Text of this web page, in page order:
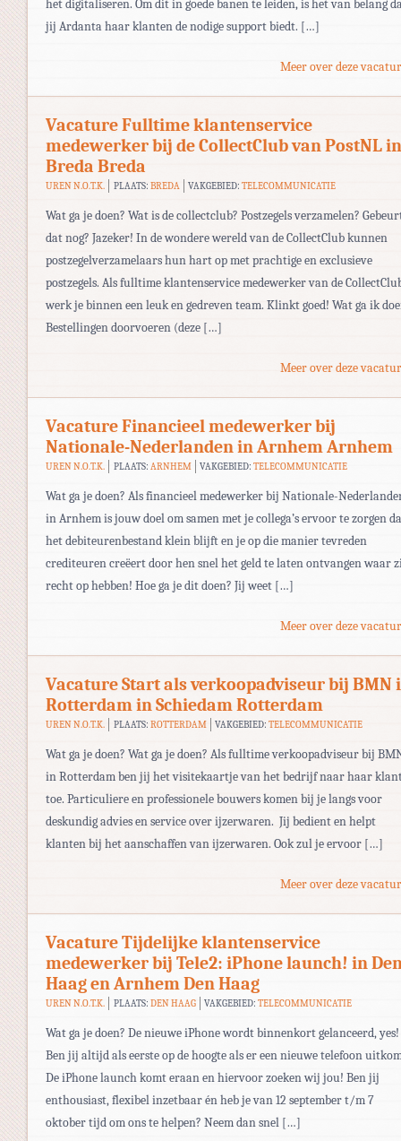
het digitaliseren. Om dit in goede banen te leiden, is het van belang
jij Ardanta haar klanten de nodige support biedt. […]
Meer over deze
Vacature Fulltime klantenservice
medewerker bij de CollectClub van PostNL in
Breda Breda
UREN N.O.T.K. PLAATS: BREDA VAKGEBIED:TELECOMMUNICATIE
Wat ga je doen? Wat is de collectclub? Postzegels verzamelen?
dat nog? Jazeker! In de wondere wereld van de CollectClub kunnen
postzegelverzamelaars hun hart op met prachtige en exclusieve
postzegels. Als fulltime klantenservice medewerker van de
werk je binnen een leuk en gedreven team. Klinkt goed! Wat ga ik
Bestellingen doorvoeren (deze […]
Meer over deze
Vacature Financieel medewerker bij
Nationale-Nederlanden in Arnhem Arnhem
UREN N.O.T.K. PLAATS: ARNHEM VAKGEBIED:TELECOMMUNICATIE
Wat ga je doen? Als financieel medewerker bij Nationale-
in Arnhem is jouw doel om samen met je collega’s ervoor te zorgen
het debiteurenbestand klein blijft en je op die manier tevreden
crediteuren creëert door hen snel het geld te laten ontvangen waar
recht op hebben! Hoe ga je dit doen? Jij weet […]
Meer over deze
Vacature Start als verkoopadviseur bij BMN
Rotterdam in Schiedam Rotterdam
UREN N.O.T.K. PLAATS: ROTTERDAM VAKGEBIED:TELECOMMUNICATIE
Wat ga je doen? Wat ga je doen? Als fulltime verkoopadviseur bij
in Rotterdam ben jij het visitekaartje van het bedrijf naar haar
toe. Particuliere en professionele bouwers komen bij je langs voor
deskundig advies en service over ijzerwaren. Jij bedient en helpt
klanten bij het aanschaffen van ijzerwaren. Ook zul je ervoor […]
Meer over deze
Vacature Tijdelijke klantenservice
medewerker bij Tele2: iPhone launch! in
Haag en Arnhem Den Haag
UREN N.O.T.K. PLAATS: DEN HAAG VAKGEBIED:TELECOMMUNICATIE
Wat ga je doen? De nieuwe iPhone wordt binnenkort gelanceerd, yes!
Ben jij altijd als eerste op de hoogte als er een nieuwe telefoon
De iPhone launch komt eraan en hiervoor zoeken wij jou! Ben jij
enthousiast, flexibel inzetbaar én heb je van 12 september t/m 7
oktober tijd om ons te helpen? Neem dan snel […]